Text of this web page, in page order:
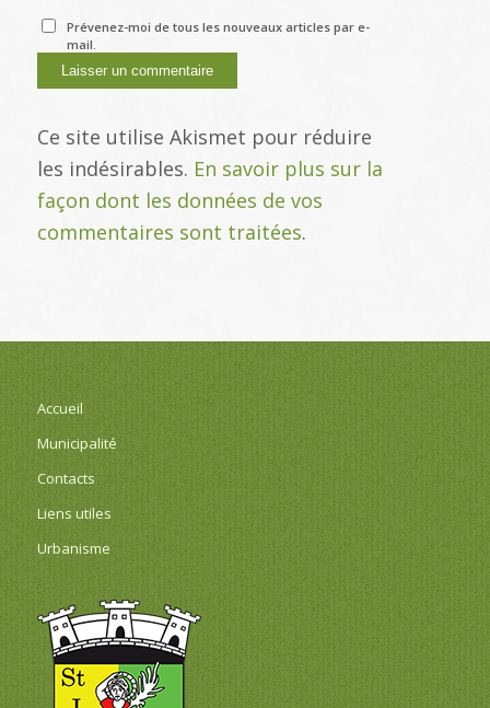
Prévenez-moi de tous les nouveaux articles par e-
mail.
Ce site utilise Akismet pour réduire
les indésirables. En savoir plus sur la
façon dont les données de vos
commentaires sont traitées.
Accueil
Municipalité
Contacts
Liens utiles
Urbanisme